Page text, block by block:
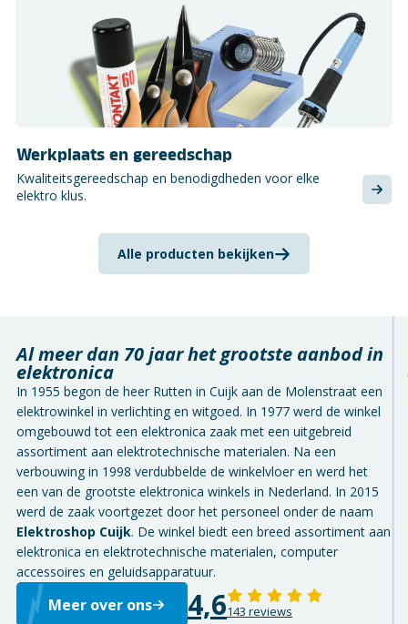
Werkplaats en gereedschap
Kwaliteitsgereedschap en benodigdheden voor elke
elektro klus.
Alle producten bekijken
Al meer dan 70 jaar het grootste aanbod in
elektronica
In 1955 begon de heer Rutten in Cuijk aan de Molenstraat een
elektrowinkel in verlichting en witgoed. In 1977 werd de winkel
omgebouwd tot een elektronica zaak met een uitgebreid
assortiment aan elektrotechnische materialen. Na een
verbouwing in 1998 verdubbelde de winkelvloer en werd het
een van de grootste elektronica winkels in Nederland. In 2015
werd de zaak voortgezet door het personeel onder de naam
Elektroshop Cuijk. De winkel biedt een breed assortiment aan
elektronica en elektrotechnische materialen, computer
accessoires en geluidsapparatuur.
Meer over ons 4,6143 reviews